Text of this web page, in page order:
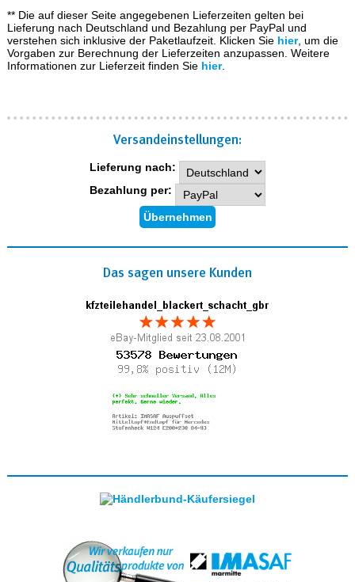
** Die auf dieser Seite angegebenen Lieferzeiten gelten bei
Lieferung nach Deutschland und Bezahlung per PayPal und
verstehen sich inklusive der Paketlaufzeit. Klicken Sie hier, um die
Vorgaben zur Berechnung der Lieferzeiten anzupassen. Weitere
Informationen zur Lieferzeit finden Sie hier.
Versand­einstellungen:
Lieferung nach:
Bezahlung per:
Das sagen unsere Kunden